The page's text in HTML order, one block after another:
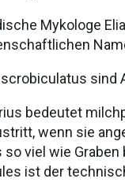
Mykologe
sind
bedeutet
wenn sie
viel wie
ist der